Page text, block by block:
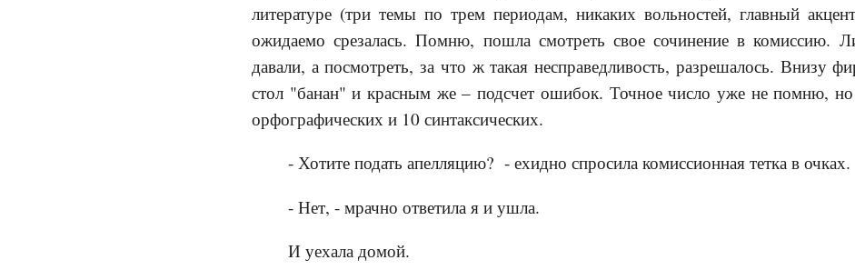
литературе (три темы по трем периодам, никаких вольностей, главный
ожидаемо срезалась. Помню, пошла смотреть свое сочинение в комиссию.
давали, а посмотреть, за что ж такая несправедливость, разрешалось. Внизу
стол "банан" и красным же – подсчет ошибок. Точное число уже не помню, но
орфографических и 10 синтаксических.
- Хотите подать апелляцию? - ехидно спросила комиссионная тетка в очках.
- Нет, - мрачно ответила я и ушла.
И уехала домой.